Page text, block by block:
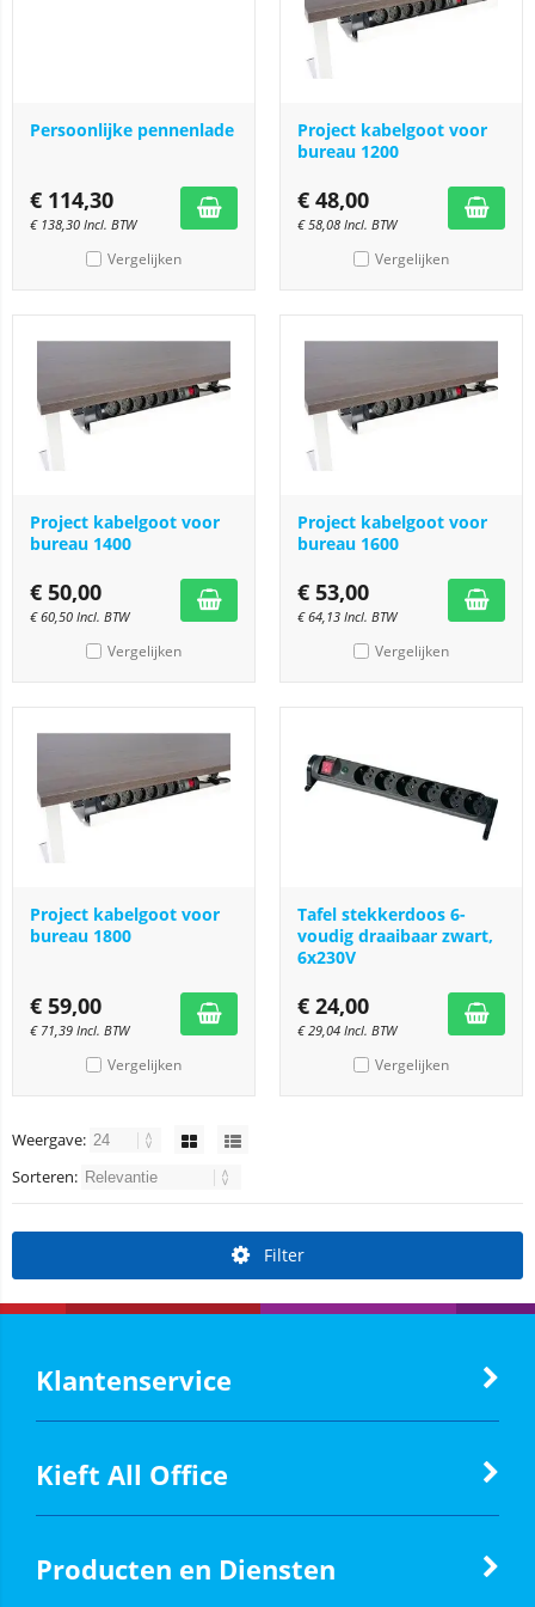
Persoonlijke pennenlade
€ 114,30
€ 138,30 Incl. BTW
Vergelijken
Project kabelgoot voor
bureau 1200
€ 48,00
€58,08 Incl. BTW
Vergelijken
Project kabelgoot voor
bureau 1400
€ 50,00
€60,50 Incl. BTW
Vergelijken
Project kabelgoot voor
bureau 1600
€ 53,00
€64,13 Incl. BTW
Vergelijken
Project kabelgoot voor
bureau 1800
€ 59,00
€ 71,39 Incl. BTW
Vergelijken
Tafel stekkerdoos 6-
voudig draaibaar zwart,
6x230V
€ 24,00
€29,04 Incl. BTW
Vergelijken
Weergave:
Sorteren:
Filter
Klantenservice
Kieft All Office
Producten en Diensten